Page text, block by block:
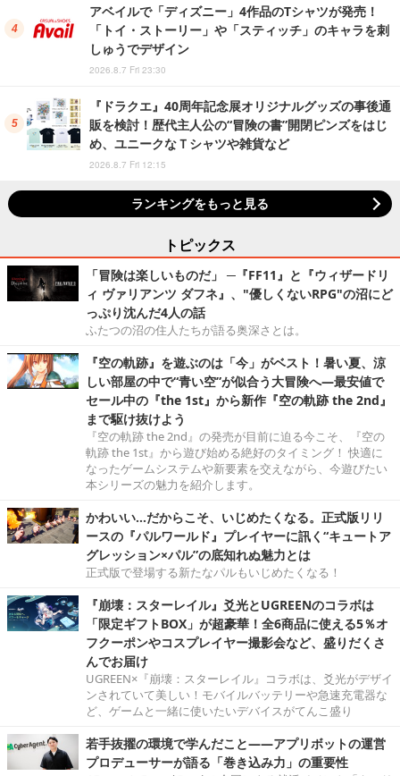
アベイルで「ディズニー」4作品のTシャツが発売！
「トイ・ストーリー」や「スティッチ」のキャラを刺
しゅうでデザイン
2026.8.7 Fri 23:30
『ドラクエ』40周年記念展オリジナルグッズの事後通
販を検討！歴代主人公の“冒険の書”開閉ピンズをはじ
め、ユニークなＴシャツや雑貨など
2026.8.7 Fri 12:15
ランキングをもっと見る
トピックス
「冒険は楽しいものだ」 ─『FF11』と『ウィザードリ
ィ ヴァリアンツ ダフネ』、"優しくないRPG"の沼にど
っぷり沈んだ4人の話
ふたつの沼の住人たちが語る奥深さとは。
『空の軌跡』を遊ぶのは「今」がベスト！暑い夏、涼
しい部屋の中で“青い空”が似合う大冒険へ―最安値で
セール中の『the 1st』から新作『空の軌跡 the 2nd』
まで駆け抜けよう
『空の軌跡 the 2nd』の発売が目前に迫る今こそ、『空の
軌跡 the 1st』から遊び始める絶好のタイミング！ 快適に
なったゲームシステムや新要素を交えながら、今遊びたい
本シリーズの魅力を紹介します。
かわいい…だからこそ、いじめたくなる。正式版リリ
ースの『パルワールド』プレイヤーに訊く“キュートア
グレッション×パル”の底知れぬ魅力とは
正式版で登場する新たなパルもいじめたくなる！
『崩壊：スターレイル』爻光とUGREENのコラボは
「限定ギフトBOX」が超豪華！全6商品に使える5％オ
フクーポンやコスプレイヤー撮影会など、盛りだくさ
んでお届け
UGREEN×『崩壊：スターレイル』コラボは、爻光がデザイ
ンされていて美しい！モバイルバッテリーや急速充電器な
ど、ゲームと一緒に使いたいデバイスがてんこ盛り
若手抜擢の環境で学んだこと――アプリボットの運営
プロデューサーが語る「巻き込み力」の重要性